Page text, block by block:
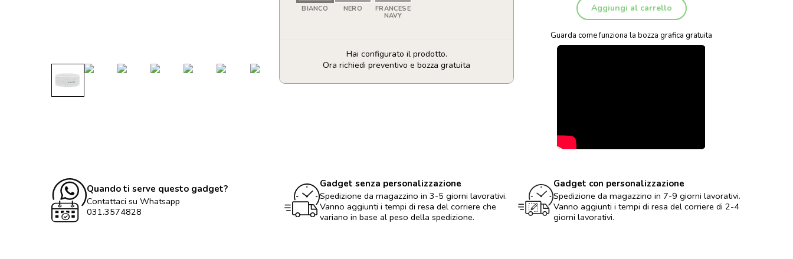
BIANCO NERO
FRANCESE
NAVY
Hai configurato il prodotto.
Ora richiedi preventivo e bozza gratuita
Fascia
Aggiungi al carrello
Guarda come funziona la bozza grafica gratuita
Quando ti serve questo gadget?
Contattaci su Whatsapp
031.3574828
Gadget senza personalizzazione
Spedizione da magazzino in 3-5 giorni lavorativi.
Vanno aggiunti i tempi di resa del corriere che
variano in base al peso della spedizione.
Gadget con personalizzazione
Spedizione da magazzino in 7-9 giorni lavorativi.
Vanno aggiunti i tempi di resa del corriere di 2-4
giorni lavorativi.